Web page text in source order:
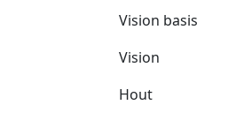
Vision basis
Vision
Hout